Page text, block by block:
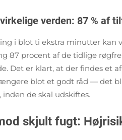
verden: 87 % af
i blot ti ekstra minutter kan
87 procent af de tidlige
Det er klart, at der findes et
blot et godt råd — det
inden de skal udskiftes.
skjult fugt: